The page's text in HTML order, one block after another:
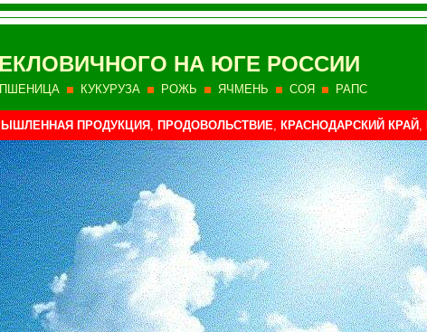
НА ЮГЕ РОССИИ
ПШЕНИЦА КУКУРУЗА РОЖЬ ЯЧМЕНЬ СОЯ РАПС
ПРОДУКЦИЯ , ПРОДОВОЛЬСТВИЕ, КРАСНОДАРСКИЙ КРАЙ ,